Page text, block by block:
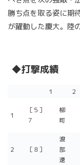
勝ち点を取る姿に期
が躍動した慶大。陸
◆打撃成績
１ ２
１
［５］
７
柳
町
２ ［８］
渡
部
遼